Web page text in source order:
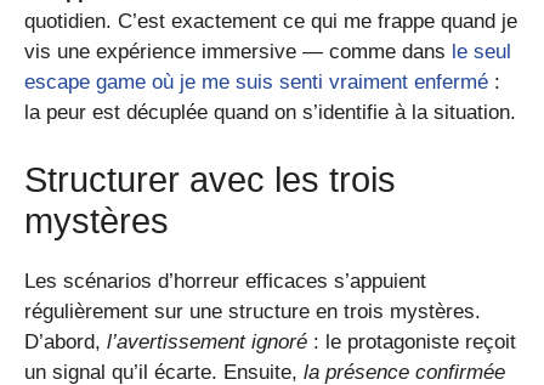
quotidien. C’est exactement ce qui me frappe quand je
vis une expérience immersive — comme dans le seul
escape game où je me suis senti vraiment enfermé :
la peur est décuplée quand on s’identifie à la situation.
Structurer avec les trois
mystères
Les scénarios d’horreur efficaces s’appuient
régulièrement sur une structure en trois mystères.
D’abord, l’avertissement ignoré : le protagoniste reçoit
un signal qu’il écarte. Ensuite, la présence confirmée